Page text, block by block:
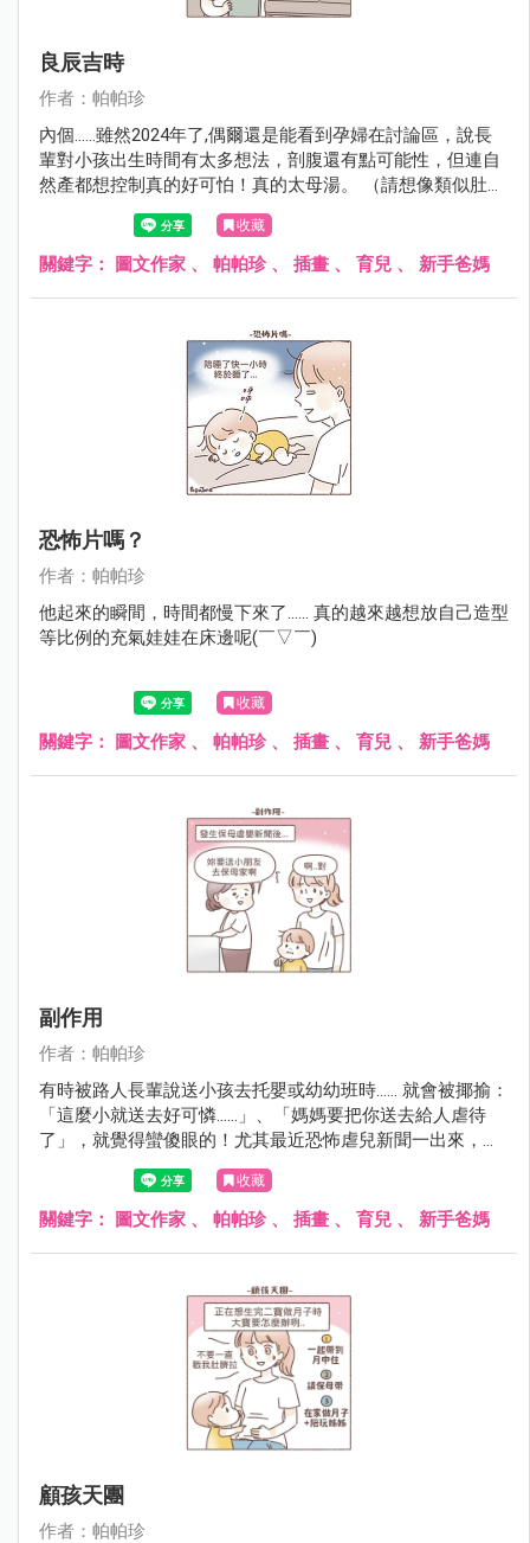
良辰吉時
作者：帕帕珍
內個......雖然2024年了,偶爾還是能看到孕婦在討論區，說長
輩對小孩出生時間有太多想法，剖腹還有點可能性，但連自
然產都想控制真的好可怕！真的太母湯。 （請想像類似肚子
痛又被車子輾過肚子，然後又想大便被要求憋住的感受）
收藏
關鍵字： 圖文作家 、 帕帕珍、 插畫 、 育兒 、 新手爸媽
恐怖片嗎？
作者：帕帕珍
他起來的瞬間，時間都慢下來了...... 真的越來越想放自己造型
等比例的充氣娃娃在床邊呢(￣▽￣)
收藏
關鍵字： 圖文作家 、 帕帕珍、 插畫 、 育兒 、 新手爸媽
副作用
作者：帕帕珍
有時被路人長輩說送小孩去托嬰或幼幼班時...... 就會被揶揄：
「這麼小就送去好可憐......」、「媽媽要把你送去給人虐待
了」，就覺得蠻傻眼的！尤其最近恐怖虐兒新聞一出來，討
論度很高，大家就更關注相關從業人員其實保母的年齡斷層
很大，有六成都50歲以上......真的不難理解年輕人不想投入這
份行業。只能感謝小虎的保母讓我蠻放心的，真的薪資有
收藏
關鍵字： 圖文作家 、 帕帕珍、 插畫 、 育兒 、 新手爸媽
顧孩天團
作者：帕帕珍